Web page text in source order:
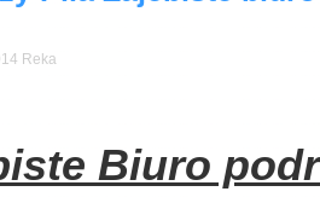
Reka
Biuro